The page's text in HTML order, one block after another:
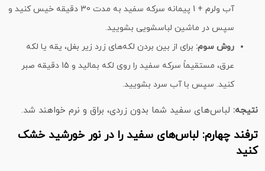
آب ولرم + 1 پیمانه سرکه سفید به مدت 30 دقیقه خیس کنید و
سپس در ماشین لباسشویی بشویید.
روش سوم: برای از بین بردن لکه‌های زرد زیر بغل، یقه یا لکه
عرق، مستقیماً سرکه سفید را روی لکه بمالید و 15 دقیقه صبر
کنید. سپس با آب سرد بشویید.
نتیجه: لباس‌های سفید شما بدون زردی، براق و نرم خواهند شد.
ترفند چهارم: لباس‌های سفید را در نور خورشید خشک
کنید